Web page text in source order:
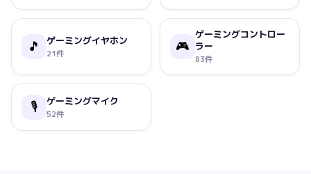
🎵 ゲーミングイヤホン
21件 🎮
ゲーミングコントロー
ラー
83件
🎙️ ゲーミングマイク
52件